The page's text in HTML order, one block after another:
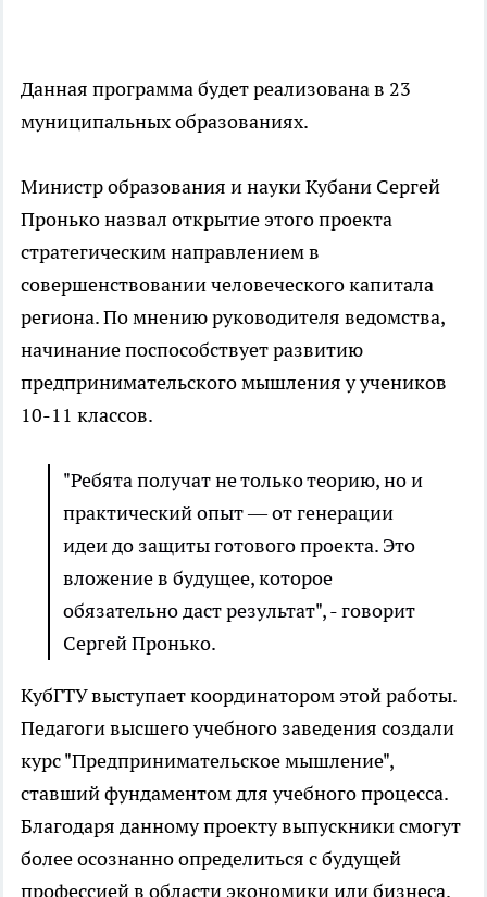
Данная программа будет реализована в 23
муниципальных образованиях.
Министр образования и науки Кубани Сергей
Пронько назвал открытие этого проекта
стратегическим направлением в
совершенствовании человеческого капитала
региона. По мнению руководителя ведомства,
начинание поспособствует развитию
предпринимательского мышления у учеников
10-11 классов.
"Ребята получат не только теорию, но и
практический опыт ― от генерации
идеи до защиты готового проекта. Это
вложение в будущее, которое
обязательно даст результат", - говорит
Сергей Пронько.
КубГТУ выступает координатором этой работы.
Педагоги высшего учебного заведения создали
курс "Предпринимательское мышление",
ставший фундаментом для учебного процесса.
Благодаря данному проекту выпускники смогут
более осознанно определиться с будущей
профессией в области экономики или бизнеса.